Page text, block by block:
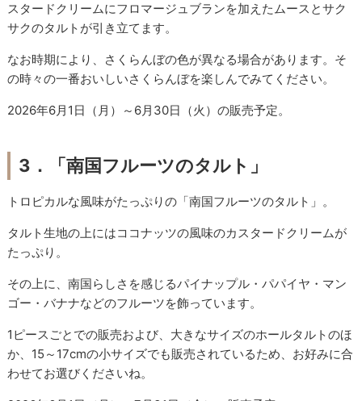
スタードクリームにフロマージュブランを加えたムースとサク
サクのタルトが引き立てます。
なお時期により、さくらんぼの色が異なる場合があります。そ
の時々の一番おいしいさくらんぼを楽しんでみてください。
2026年6月1日（月）～6月30日（火）の販売予定。
3．「南国フルーツのタルト」
トロピカルな風味がたっぷりの「南国フルーツのタルト」。
タルト生地の上にはココナッツの風味のカスタードクリームが
たっぷり。
その上に、南国らしさを感じるパイナップル・パパイヤ・マン
ゴー・バナナなどのフルーツを飾っています。
1ピースごとでの販売および、大きなサイズのホールタルトのほ
か、15～17cmの小サイズでも販売されているため、お好みに合
わせてお選びくださいね。